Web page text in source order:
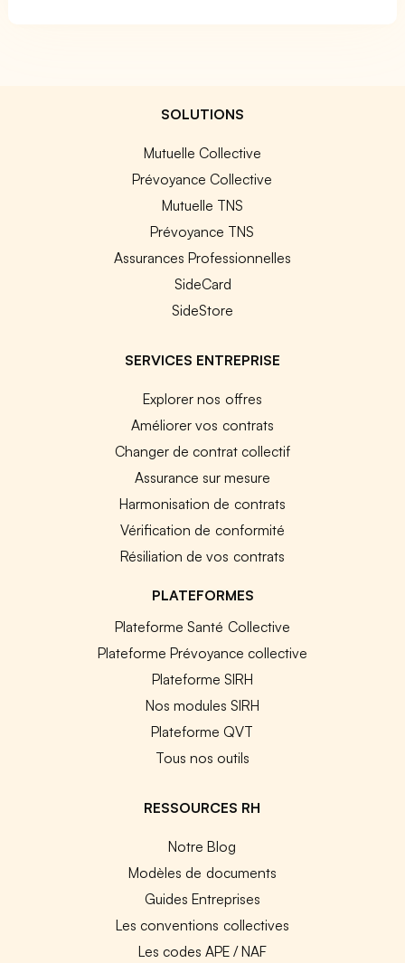
SOLUTIONS
Mutuelle Collective
Prévoyance Collective
Mutuelle TNS
Prévoyance TNS
Assurances Professionnelles
SideCard
SideStore
SERVICES ENTREPRISE
Explorer nos offres
Améliorer vos contrats
Changer de contrat collectif
Assurance sur mesure
Harmonisation de contrats
Vérification de conformité
Résiliation de vos contrats
PLATEFORMES
Plateforme Santé Collective
Plateforme Prévoyance collective
Plateforme SIRH
Nos modules SIRH
Plateforme QVT
Tous nos outils
RESSOURCES RH
Notre Blog
Modèles de documents
Guides Entreprises
Les conventions collectives
Les codes APE / NAF